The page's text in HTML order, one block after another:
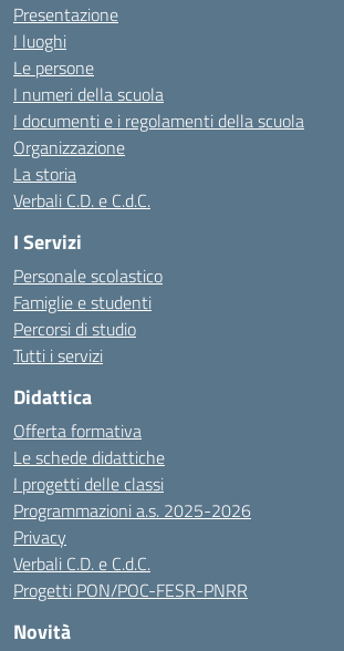
Presentazione
I luoghi
Le persone
I numeri della scuola
I documenti e i regolamenti della scuola
Organizzazione
La storia
Verbali C.D. e C.d.C.
I Servizi
Personale scolastico
Famiglie e studenti
Percorsi di studio
Tutti i servizi
Didattica
Offerta formativa
Le schede didattiche
I progetti delle classi
Programmazioni a.s. 2025-2026
Privacy
Verbali C.D. e C.d.C.
Progetti PON/POC-FESR-PNRR
Novità